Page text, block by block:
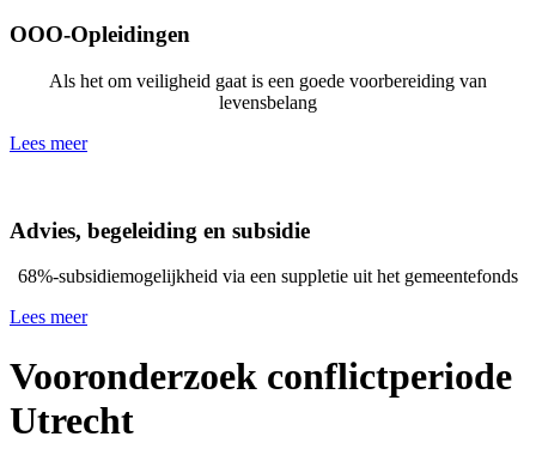
OOO-Opleidingen
Als het om veiligheid gaat is een goede voorbereiding van
levensbelang
Lees meer
Advies, begeleiding en subsidie
68%-subsidiemogelijkheid via een suppletie uit het gemeentefonds
Lees meer
Vooronderzoek conflictperiode
Utrecht